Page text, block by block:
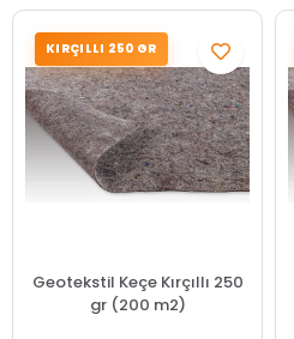
KIRÇILLI 250 GR
Geotekstil Keçe Kırçıllı 250
gr (200 m2)